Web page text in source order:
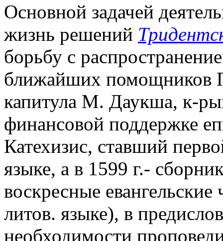
Основной задачей
жизнь решений
борьбу с
ближайших помощников
капитула М. Даукша, к-
финансовой поддержке
Катехизис, ставший
языке, а в 1599 г.-
воскресные
литов. языке), в
необходимости